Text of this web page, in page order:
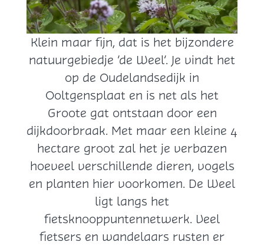
Klein maar fijn, dat is het bijzondere
natuurgebiedje ‘de Weel’. Je vindt het
op de Oudelandsedijk in
Ooltgensplaat en is net als het
Groote gat ontstaan door een
dijkdoorbraak. Met maar een kleine 4
hectare groot zal het je verbazen
hoeveel verschillende dieren, vogels
en planten hier voorkomen. De Weel
ligt langs het
fietsknooppuntennetwerk. Veel
fietsers en wandelaars rusten er